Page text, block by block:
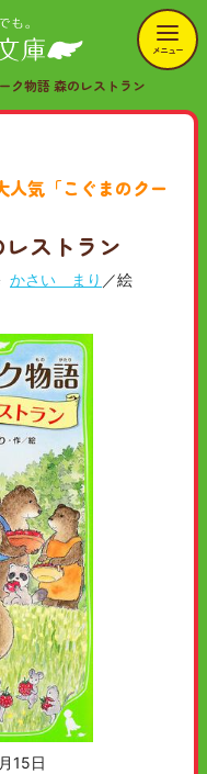
メニュー
ク物語 森のレストラン
気「こぐまのクー
ストラン
かさい まり ／絵
15日